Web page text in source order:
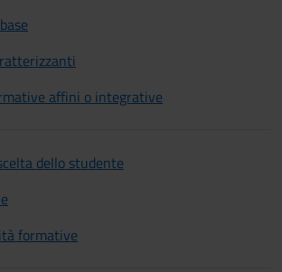
affini o integrative
dello studente
formative